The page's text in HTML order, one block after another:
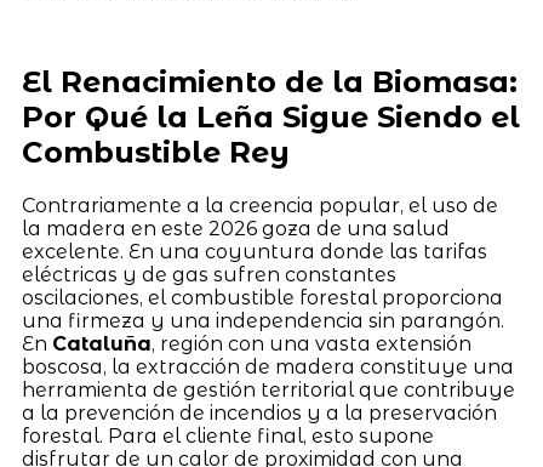
El Renacimiento de la Biomasa:
Por Qué la Leña Sigue Siendo el
Combustible Rey
Contrariamente a la creencia popular, el uso de
la madera en este 2026 goza de una salud
excelente. En una coyuntura donde las tarifas
eléctricas y de gas sufren constantes
oscilaciones, el combustible forestal proporciona
una firmeza y una independencia sin parangón.
En Cataluña, región con una vasta extensión
boscosa, la extracción de madera constituye una
herramienta de gestión territorial que contribuye
a la prevención de incendios y a la preservación
forestal. Para el cliente final, esto supone
disfrutar de un calor de proximidad con una